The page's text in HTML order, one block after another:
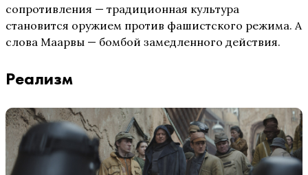
сопротивления — традиционная культура
становится оружием против фашистского режима. А
слова Маарвы — бомбой замедленного действия.
Реализм